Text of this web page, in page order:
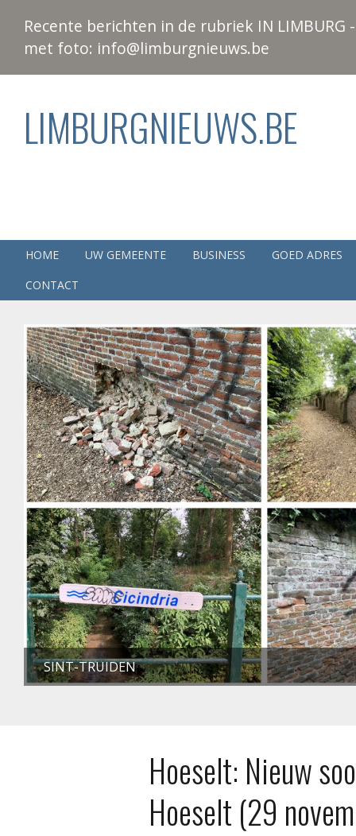
Recente berichten in de rubriek IN
met foto: info@limburgnieuws.be
LIMBURGNIEUWS.BE
HOME UW GEMEENTE BUSINESS
GOED ADRES
CONTACT
SINT-TRUIDEN
Hoeselt: Nieuw
Hoeselt (29